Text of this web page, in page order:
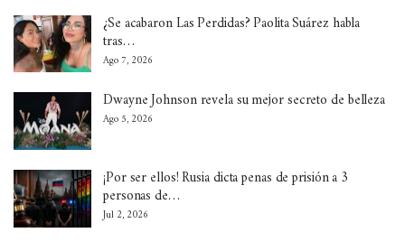
¿Se acabaron Las Perdidas? Paolita Suárez habla
tras…
Ago 7, 2026
Dwayne Johnson revela su mejor secreto de belleza
Ago 5, 2026
¡Por ser ellos! Rusia dicta penas de prisión a 3
personas de…
Jul 2, 2026